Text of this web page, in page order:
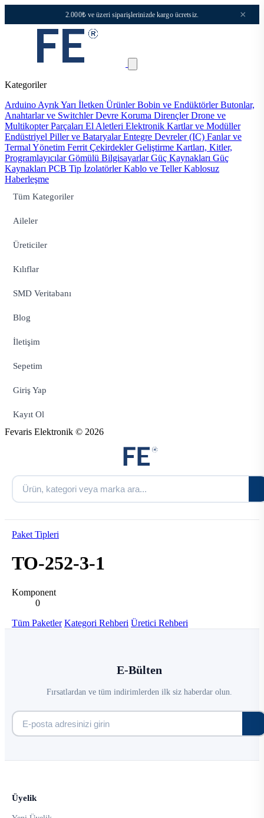
2.000₺ ve üzeri siparişlerinizde kargo ücretsiz. ×
Kategoriler
Arduino Ayrık Yarı İletken ÜrünlerBobin ve EndüktörlerButonlar,
Anahtarlar ve SwitchlerDevre Koruma DirençlerDrone ve
Multikopter Parçaları El Aletleri Elektronik Kartlar ve Modüller
Endüstriyel Piller ve BataryalarEntegre Devreler (IC) Fanlar ve
Termal Yönetim Ferrit ÇekirdeklerGeliştirme Kartları, Kitler,
ProgramlayıcılarGömülü BilgisayarlarGüç Kaynakları Güç
Kaynakları PCB Tip İzolatörlerKablo ve TellerKablosuz
Haberleşme
Tüm Kategoriler
Aileler
Üreticiler
Kılıflar
SMD Veritabanı
Blog
İletişim
Sepetim
Giriş Yap
Kayıt Ol
Fevaris Elektronik © 2026
Paket Tipleri
TO-252-3-1
Komponent
0
Tüm Paketler Kategori Rehberi Üretici Rehberi
E-Bülten
Fırsatlardan ve tüm indirimlerden ilk siz haberdar olun.
Üyelik